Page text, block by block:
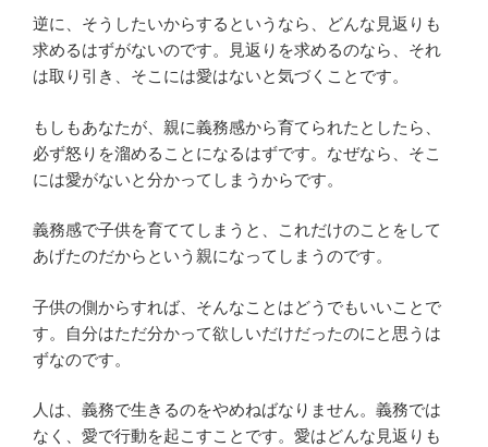
逆に、そうしたいからするというなら、どんな見返りも
求めるはずがないのです。見返りを求めるのなら、それ
は取り引き、そこには愛はないと気づくことです。
もしもあなたが、親に義務感から育てられたとしたら、
必ず怒りを溜めることになるはずです。なぜなら、そこ
には愛がないと分かってしまうからです。
義務感で子供を育ててしまうと、これだけのことをして
あげたのだからという親になってしまうのです。
子供の側からすれば、そんなことはどうでもいいことで
す。自分はただ分かって欲しいだけだったのにと思うは
ずなのです。
人は、義務で生きるのをやめねばなりません。義務では
なく、愛で行動を起こすことです。愛はどんな見返りも